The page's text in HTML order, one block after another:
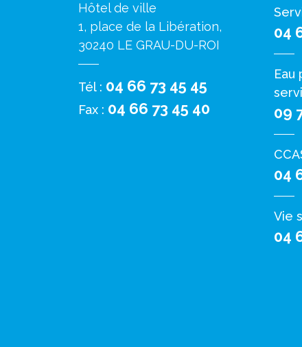
Hôtel de ville
1, place de la Libération,
30240 LE GRAU-DU-ROI
Tél : 04 66 73 45 45
Fax : 04 66 73 45 40
04
Eau
09
04
Vie
04